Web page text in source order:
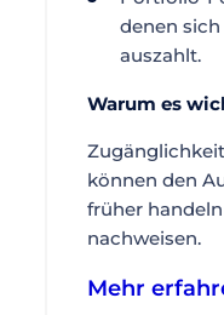
denen
auszahlt.
Warum es
können den
früher
nachweisen.
Mehr